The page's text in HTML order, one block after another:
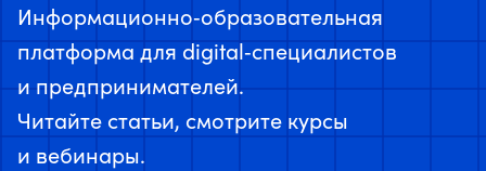
Информационно‑образовательная
платформа для digital‑специалистов
и предпринимателей.
Читайте статьи, смотрите курсы
и вебинары.